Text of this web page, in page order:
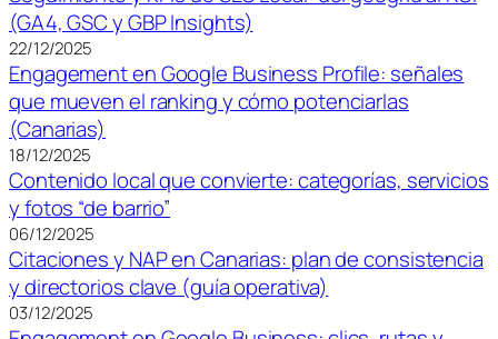
(GA4, GSC y GBP Insights)
22/12/2025
Engagement en Google Business Profile: señales
que mueven el ranking y cómo potenciarlas
(Canarias)
18/12/2025
Contenido local que convierte: categorías, servicios
y fotos “de barrio”
06/12/2025
Citaciones y NAP en Canarias: plan de consistencia
y directorios clave (guía operativa)
03/12/2025